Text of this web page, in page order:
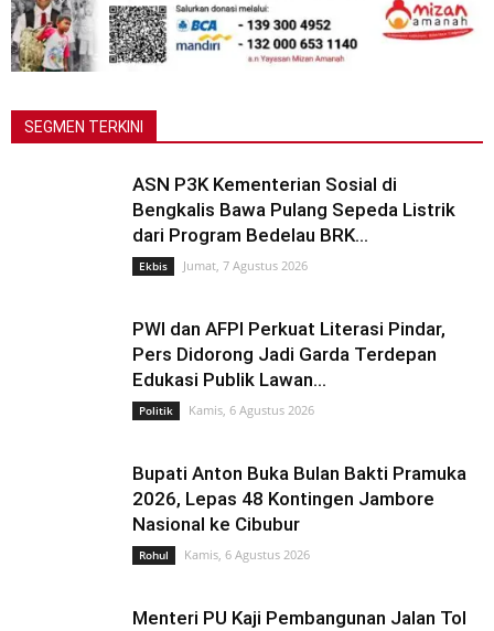
HEADLINE
Gubri Nonaktif Abdul Wahid Dituntut 8,5
tahun Penjara
IKST Dan LAKTA Kecam Peristiwa Matinya Ribuan Ikan
di Sungai Tapung, Minta Penanganan Cepat Pemerintah
Kejati Tahan Dirut PT.
Tengganau Mandiri Lestari
HEADLINE
Mahasiswi Dibacok di
Kampus UIN Suska Riau
SEGMEN TERKINI
ASN P3K Kementerian Sosial di
Bengkalis Bawa Pulang Sepeda Listrik
dari Program Bedelau BRK...
Ekbis Jumat, 7 Agustus 2026
PWI dan AFPI Perkuat Literasi Pindar,
Pers Didorong Jadi Garda Terdepan
Edukasi Publik Lawan...
Politik Kamis, 6 Agustus 2026
Bupati Anton Buka Bulan Bakti Pramuka
2026, Lepas 48 Kontingen Jambore
Nasional ke Cibubur
Rohul Kamis, 6 Agustus 2026
Menteri PU Kaji Pembangunan Jalan Tol